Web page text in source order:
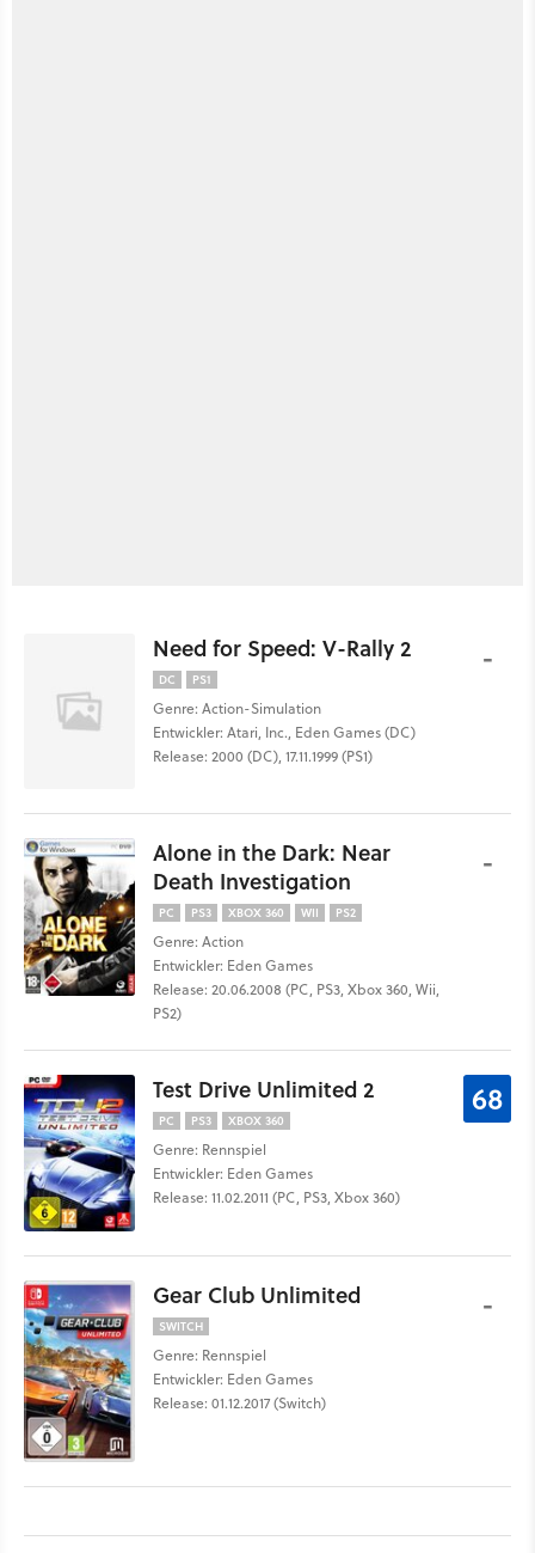
Need for Speed: V-Rally 2
DC PS1
Genre: Action-Simulation
Entwickler: Atari, Inc., Eden Games (DC)
Release: 2000 (DC), 17.11.1999 (PS1)
-
Alone in the Dark: Near
Death Investigation
PC PS3 XBOX 360 WII PS2
Genre: Action
Entwickler: Eden Games
Release: 20.06.2008 (PC, PS3, Xbox 360, Wii,
PS2)
-
Test Drive Unlimited 2
PC PS3 XBOX 360
Genre: Rennspiel
Entwickler: Eden Games
Release: 11.02.2011 (PC, PS3, Xbox 360)
68
Gear Club Unlimited
SWITCH
Genre: Rennspiel
Entwickler: Eden Games
Release: 01.12.2017 (Switch)
-